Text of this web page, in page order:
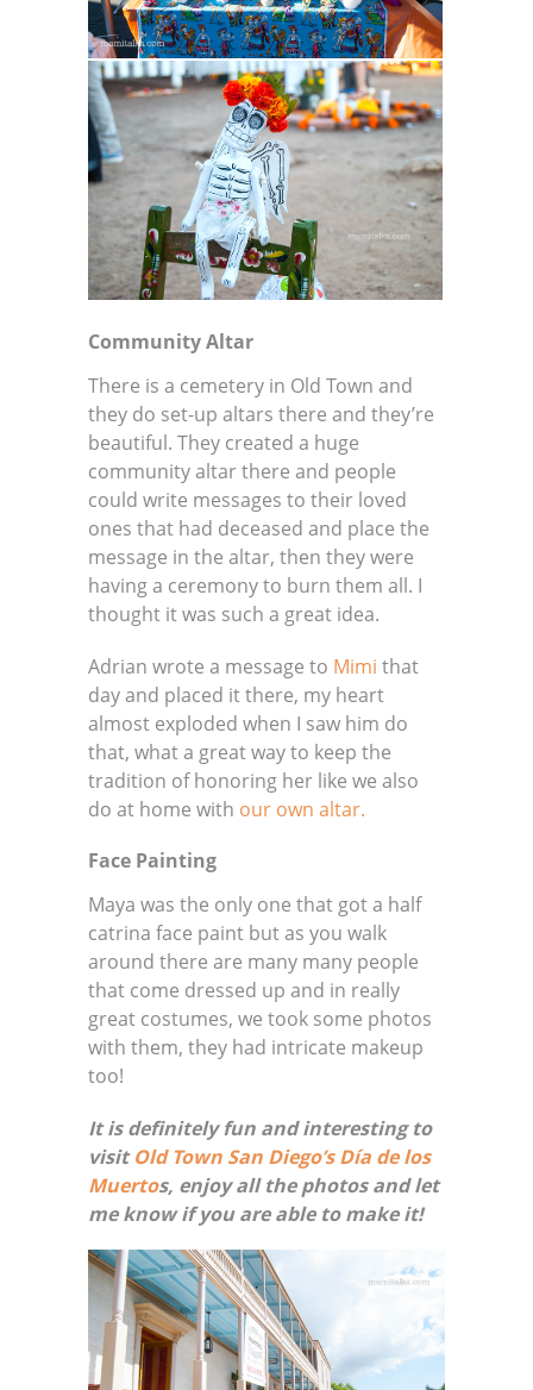
Community Altar
There is a cemetery in Old Town and
they do set-up altars there and they’re
beautiful. They created a huge
community altar there and people
could write messages to their loved
ones that had deceased and place the
message in the altar, then they were
having a ceremony to burn them all. I
thought it was such a great idea.
Adrian wrote a message to Mimi that
day and placed it there, my heart
almost exploded when I saw him do
that, what a great way to keep the
tradition of honoring her like we also
do at home with our own altar.
Face Painting
Maya was the only one that got a half
catrina face paint but as you walk
around there are many many people
that come dressed up and in really
great costumes, we took some photos
with them, they had intricate makeup
too!
It is definitely fun and interesting to
visitOld Town San Diego’s Día de los
Muertos, enjoy all the photos and let
me know if you are able to make it!